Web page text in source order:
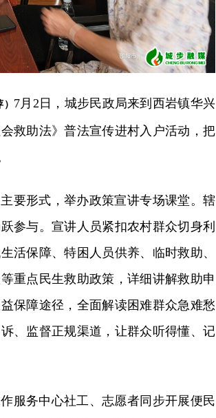
7月2日，城步民政局来到西岩镇华兴
救助法》普法宣传进村入户活动，把
要形式，举办政策宣讲专场课堂。辖
参与。宣讲人员紧扣农村群众切身利
活保障、特困人员供养、临时救助、
重点民生救助政策，详细讲解救助申
保障途径，全面解读困难群众急难愁
、监督正规渠道，让群众听得懂、记
服务中心社工、志愿者同步开展便民